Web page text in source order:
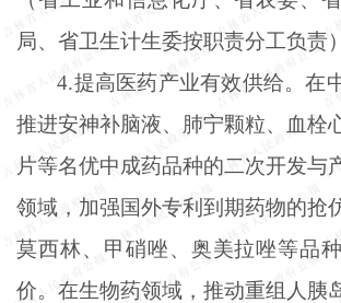
局、省卫生计生委按职责分工负责）
4.提高医药产业有效供给。在
推进安神补脑液、肺宁颗粒、血栓
片等名优中成药品种的二次开发与
领域，加强国外专利到期药物的抢
莫西林、甲硝唑、奥美拉唑等品
价。在生物药领域，推动重组人胰